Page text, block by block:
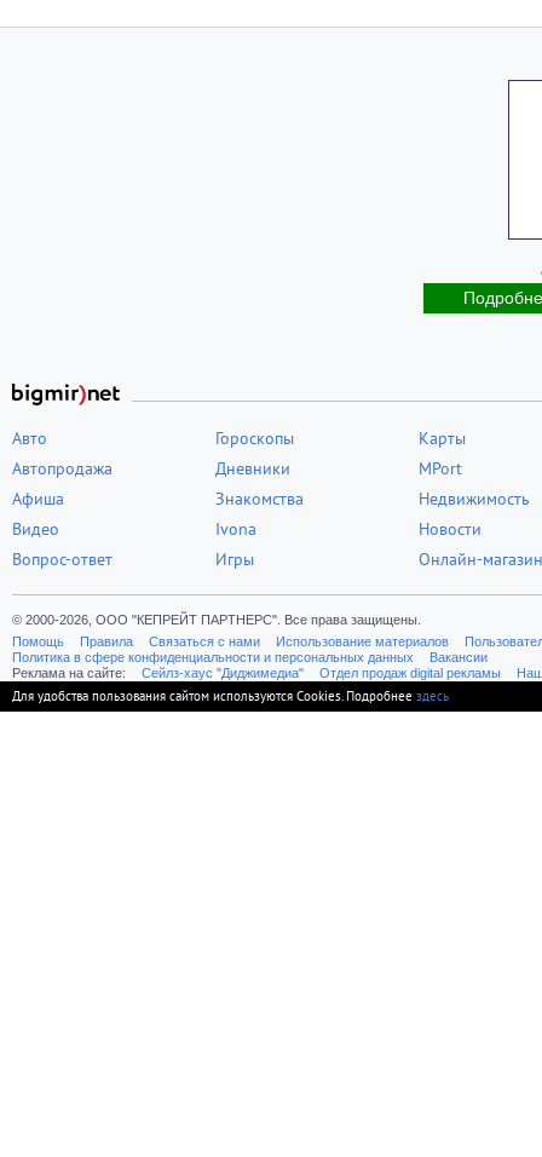
Авто
Автопродажа
Афиша
Видео
Вопрос-ответ
Гороскопы
Дневники
Знакомства
Ivona
Игры
Карты
MPort
Недвижимость
Новости
Онлайн-магазин
© 2000-2026, ООО "КЕПРЕЙТ ПАРТНЕРС". Все права защищены.
Помощь
Правила Связаться с нами Использование материалов
Политика в сфере конфиденциальности и персональных данных
Вакансии
Реклама на сайте:
Cейлз-хаус "Диджимедиа" Отдел продаж digital рекламы
Для удобства пользования сайтом используются Cookies. Подробнее здесь